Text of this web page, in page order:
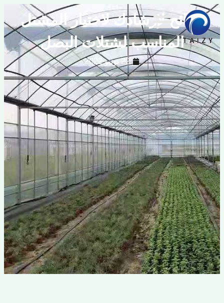
لإرشادك لاختيار المشتل
المناسب لشتلات البصل
22 يونيو 2022